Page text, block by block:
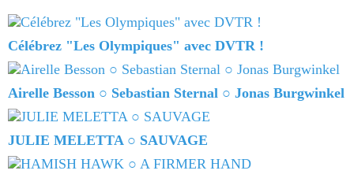
Célébrez "Les Olympiques" avec DVTR !
Airelle Besson ○ Sebastian Sternal ○ Jonas Burgwinkel
JULIE MELETTA ○ SAUVAGE